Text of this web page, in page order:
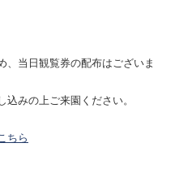
、当日観覧券の配布はございま
込みの上ご来園ください。
ちら